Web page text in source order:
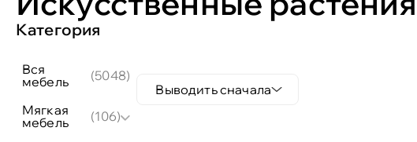
Категория
вся
мебель
(5048)
мягкая
мебель
(106)
Выводить сначала